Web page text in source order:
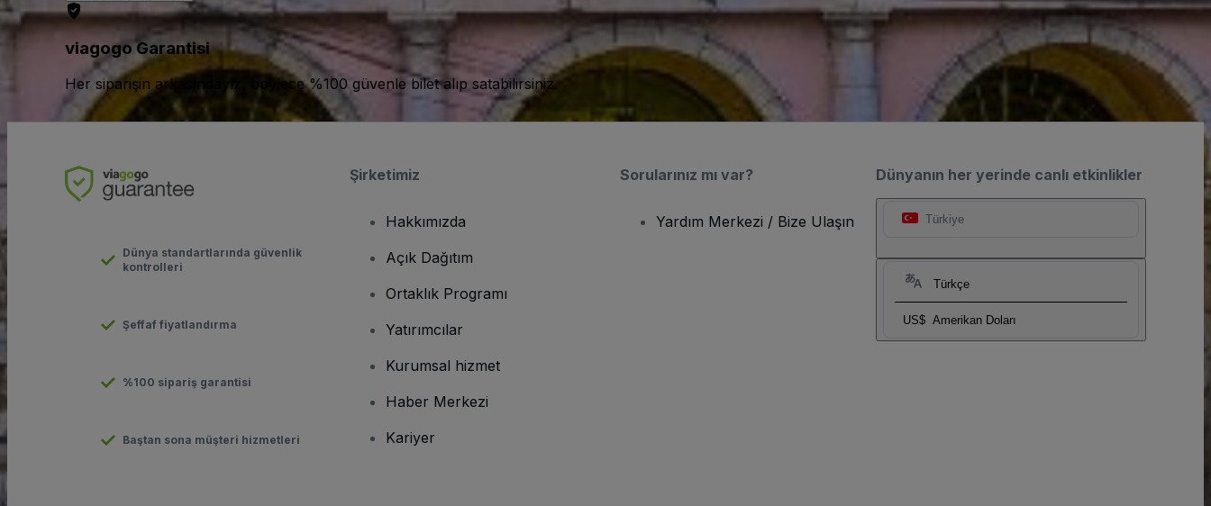
viagogo Garantisi
Her siparişin arkasındayız, böylece %100 güvenle bilet alıp satabilirsiniz.
Dünyanın her yerinde canlı etkinlikler
Türkiye
Türkçe
US$ Amerikan Doları
Dünya standartlarında güvenlik
kontrolleri
Şeffaf fiyatlandırma
%100 sipariş garantisi
Baştan sona müşteri hizmetleri
Şirketimiz
Hakkımızda
Açık Dağıtım
Ortaklık Programı
Yatırımcılar
Kurumsal hizmet
Haber Merkezi
Kariyer
Sorularınız mı var?
Yardım Merkezi / Bize Ulaşın